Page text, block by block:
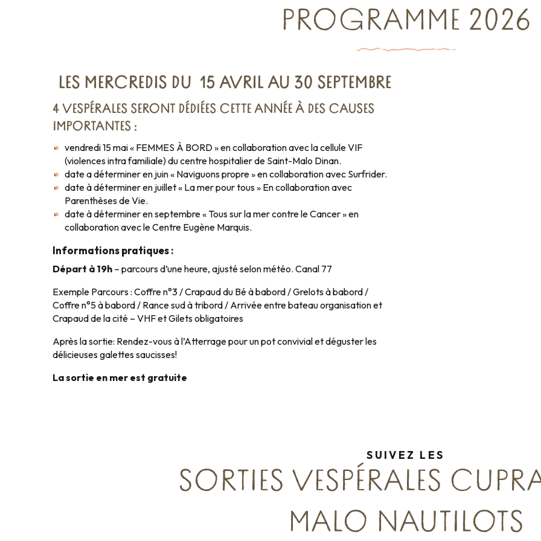
PROGRAMME 2026
LES MERCREDIS DU 15 AVRIL AU 30 SEPTEMBRE
4 VESPÉRALES SERONT DÉDIÉES CETTE ANNÉE À DES CAUSES
IMPORTANTES :
vendredi 15 mai « FEMMES À BORD » en collaboration avec la cellule VIF
(violences intra familiale) du centre hospitalier de Saint-Malo Dinan.
date a déterminer en juin « Naviguons propre » en collaboration avec Surfrider.
date à déterminer en juillet « La mer pour tous » En collaboration avec
Parenthèses de Vie.
date à déterminer en septembre « Tous sur la mer contre le Cancer » en
collaboration avec le Centre Eugène Marquis.
Informations pratiques :
Départ à 19h – parcours d’une heure, ajusté selon météo. Canal 77
Exemple Parcours : Coffre n°3 / Crapaud du Bé à babord / Grelots à babord /
Coffre n°5 à babord / Rance sud à tribord / Arrivée entre bateau organisation et
Crapaud de la cité – VHF et Gilets obligatoires
Après la sortie: Rendez-vous à l’Atterrage pour un pot convivial et déguster les
délicieuses galettes saucisses!
La sortie en mer est gratuite
SUIVEZ LES
SORTIES VESPÉRALES
MALO NAUTILOTS